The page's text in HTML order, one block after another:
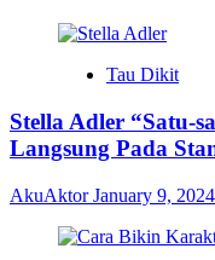
Tau Dikit
Stella Adler “Satu-
Langsung Pada
AkuAktorJanuary 9, 2024